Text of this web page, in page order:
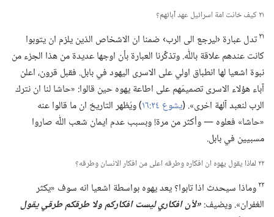
٢١ كيف خانت امة اسرائيل عهد آبائهم؟‏
٢١تدل عبارة ‹ليرجع الى الرب› ضمنا ان الاشخاص الذين يلزم ان يتوبوا
كانت عندهم علاقة باللّٰه.‏ وتذكِّرنا العبارة بأن اوجها عديدة من هذا الجزء من
نبوة اشعيا لها انطباق اولي على الاسرى اليهود في بابل.‏ فقبل قرون،‏ اعلن
آباء هؤلاء الاسرى تصميمَهم على اطاعة يهوه حين قالوا:‏ «حاشا لنا ان نترك
الرب لنعبد آلهة اخرى».‏ (‏يشوع ٢٤:‏١٦
‏)‏ ويُظهر التاريخ ان ما قالوا عنه
«حاشا» فعلوه —‏ وأكثر من مرة!‏ وبسبب عدم ايمان شعب اللّٰه صاروا
مسبيين في بابل.‏
٢٢ لماذا يقول يهوه ان افكاره وطرقه اعلى من افكار الانسان وطرقه؟‏
٢٢وماذا سيحدث اذا تابوا؟‏ يعد يهوه بواسطة اشعيا انه سوف «يكثر
الغفران».‏ ويضيف:‏‏«لأن افكاري ليست افكاركم ولا طرقكم طرقي يقول